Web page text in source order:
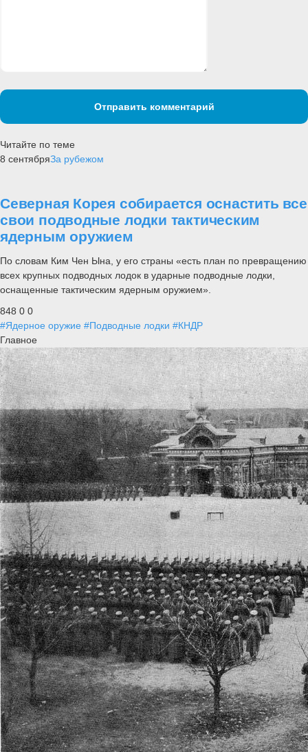
Отправить комментарий
Читайте по теме
8 сентябряЗа рубежом
Северная Корея собирается оснастить все
свои подводные лодки тактическим
ядерным оружием
По словам Ким Чен Ына, у его страны «есть план по превращению
всех крупных подводных лодок в ударные подводные лодки,
оснащенные тактическим ядерным оружием».
848 0 0
#Ядерное оружие #Подводные лодки #КНДР
Главное